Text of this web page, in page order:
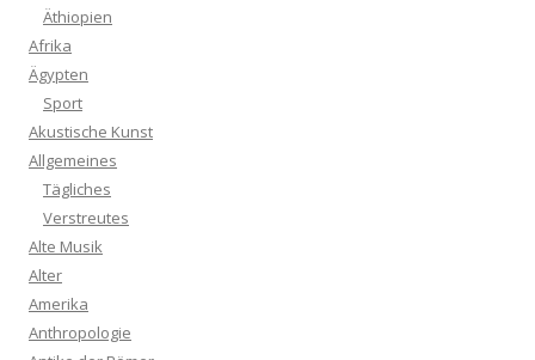
Äthiopien
Afrika
Ägypten
Sport
Akustische Kunst
Allgemeines
Tägliches
Verstreutes
Alte Musik
Alter
Amerika
Anthropologie